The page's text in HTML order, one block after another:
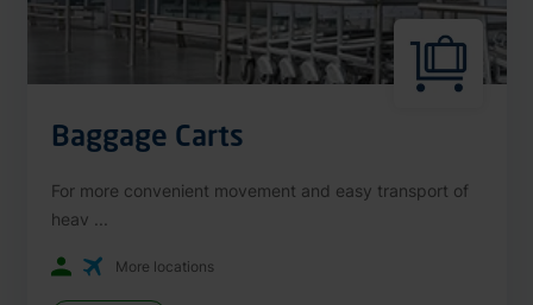
Baggage Carts
For more convenient movement and easy transport of
heav ...
More locations